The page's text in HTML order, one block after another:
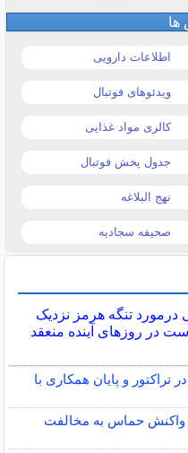
اطلاعات دارویی
ویدئوهای فوتبال
کالری مواد غذایی
جدول پخش فوتبال
نهج البلاغه
صحیفه سجادیه
درمورد تنگه هرمز نزدیک
در روزهای آینده منعقد
و پایان همکاری با
رد کرد | واکنش حماس به مخالفت